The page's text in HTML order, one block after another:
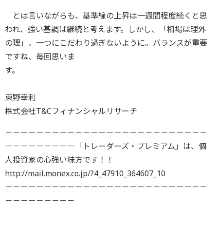
とは言いながらも、基準線の上昇は一週間程度続くと思
われ、強い基調は継続と考えます。しかし、「相場は理外
の理」。一つにこだわり過ぎないように。バランスが重要
ですね、毎回思いま
す。
東野幸利
株式会社T&Cフィナンシャルリサーチ
－－－－－－－－－－－－－－－－－－－－－－－－－－
－－－－－－－－－「トレーダーズ・プレミアム」は、個
人投資家の心強い味方です！！
http://mail.monex.co.jp/?4_47910_364607_10
－－－－－－－－－－－－－－－－－－－－－－－－－－
－－－－－－－－－